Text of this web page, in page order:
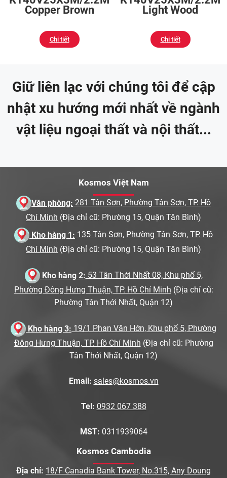
Copper Brown
Chi tiết
Light Wood
Chi tiết
Giữ liên lạc với chúng tôi để cập
nhật xu hướng mới nhất về ngành
vật liệu ngoại thất và nội thất...
Kosmos Việt Nam
Văn phòng: 281 Tân Sơn, Phường Tân Sơn, TP. Hồ
Chí Minh (Địa chỉ cũ: Phường 15, Quận Tân Bình)
Kho hàng 1: 135 Tân Sơn, Phường Tân Sơn, TP. Hồ
Chí Minh (Địa chỉ cũ: Phường 15, Quận Tân Bình)
Kho hàng 2: 53 Tân Thới Nhất 08, Khu phố 5,
Phường Đông Hưng Thuận, TP. Hồ Chí Minh (Địa chỉ cũ:
Phường Tân Thới Nhất, Quận 12)
Kho hàng 3: 19/1 Phan Văn Hớn, Khu phố 5, Phường
Đông Hưng Thuận, TP. Hồ Chí Minh (Địa chỉ cũ: Phường
Tân Thới Nhất, Quận 12)
Email: sales@kosmos.vn
Tel: 0932 067 388
MST: 0311939064
Kosmos Cambodia
Địa chỉ: 18/F Canadia Bank Tower, No.315, Any Doung